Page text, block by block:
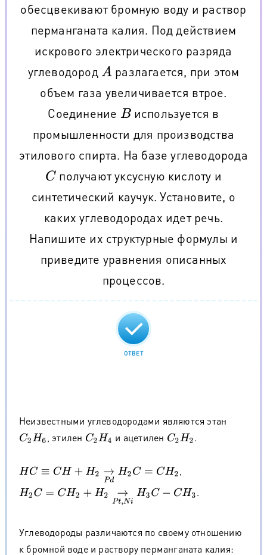
обесцвекивают бромную воду и раствор
перманганата калия. Под действием
искрового электрического разряда
углеводород A разлагается, при этом
объем газа увеличивается втрое.
Соединение Bиспользуется в
промышленности для производства
этилового спирта. На базе углеводорода
C получают уксусную кислоту и
синтетический каучук. Установите, о
каких углеводородах идет речь.
Напишите их структурные формулы и
приведите уравнения описанных
процессов.
ОТВЕТ
Неизвестными углеводородами являются этан
C2H6 , этилен C2H4 и ацетилен C2H2 .
HC≡CH +H2→PdH2C =C H2
H2C=CH 2+H2→Pt ,NiH C−C H3 .
Углеводороды различаются по своему отношению
к бромной воде и раствору перманганата калия: